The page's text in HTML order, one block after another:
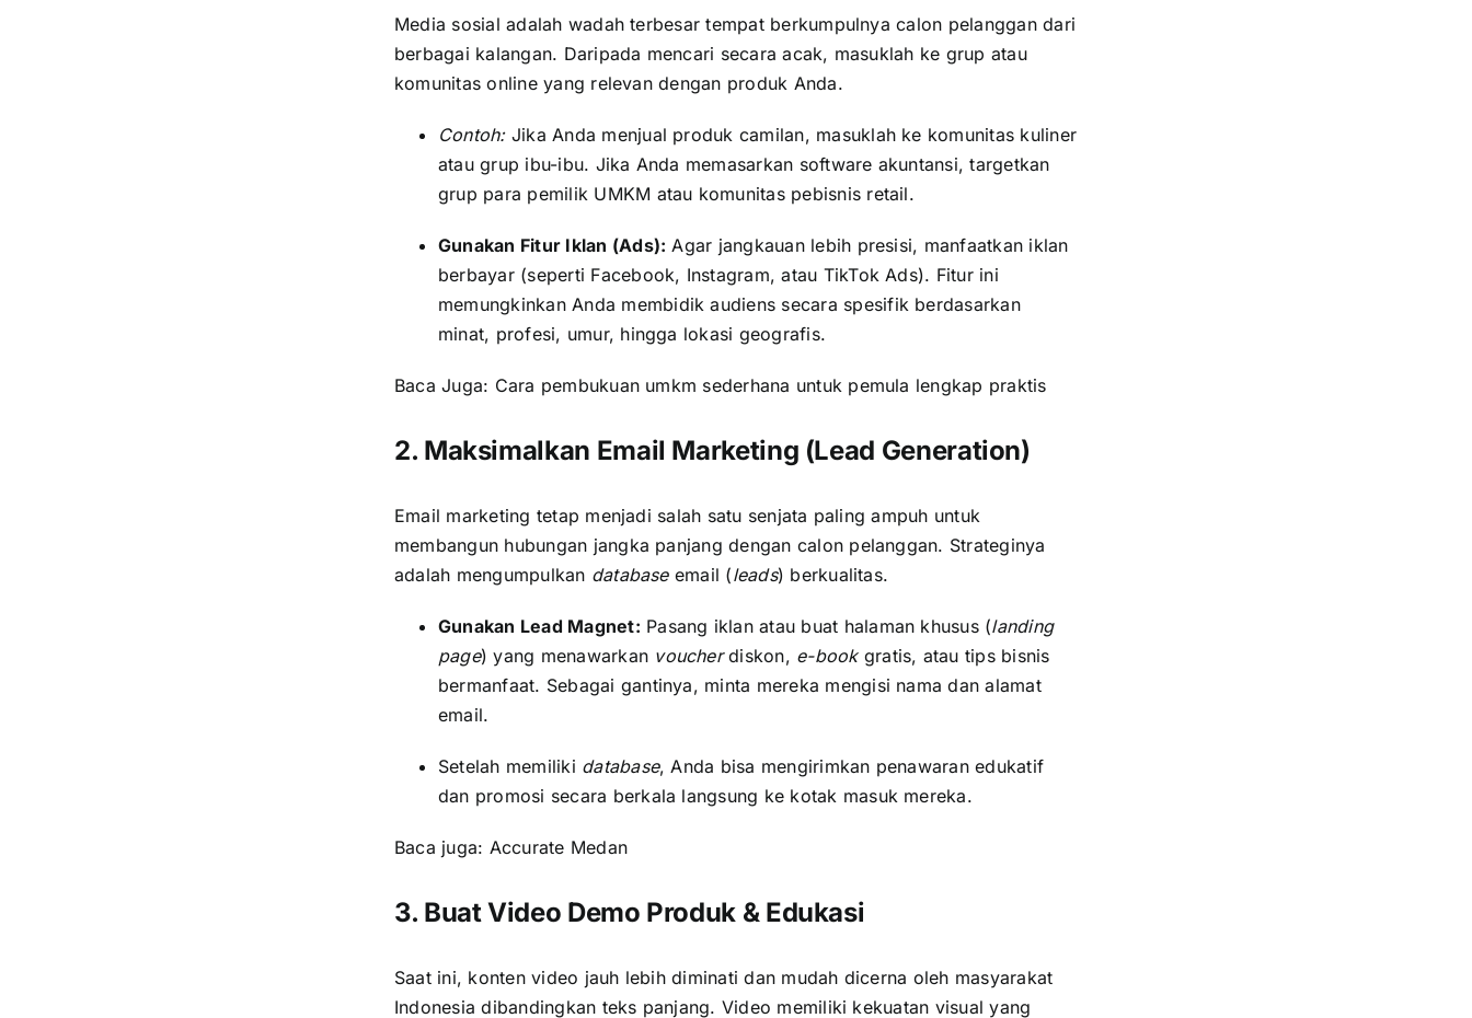
Media sosial adalah wadah terbesar tempat berkumpulnya calon pelanggan dari
berbagai kalangan. Daripada mencari secara acak, masuklah ke grup atau
komunitas online yang relevan dengan produk Anda.
Contoh:Jika Anda menjual produk camilan, masuklah ke komunitas kuliner
atau grup ibu-ibu. Jika Anda memasarkan software akuntansi, targetkan
grup para pemilik UMKM atau komunitas pebisnis retail.
Gunakan Fitur Iklan (Ads): Agar jangkauan lebih presisi, manfaatkan iklan
berbayar (seperti Facebook, Instagram, atau TikTok Ads). Fitur ini
memungkinkan Anda membidik audiens secara spesifik berdasarkan
minat, profesi, umur, hingga lokasi geografis.
Baca Juga: Cara pembukuan umkm sederhana untuk pemula lengkap praktis
2. Maksimalkan Email Marketing (Lead Generation)
Email marketing tetap menjadi salah satu senjata paling ampuh untuk
membangun hubungan jangka panjang dengan calon pelanggan. Strateginya
adalah mengumpulkan databaseemail (leads) berkualitas.
Gunakan Lead Magnet: Pasang iklan atau buat halaman khusus (landing
page) yang menawarkan voucherdiskon, e-bookgratis, atau tips bisnis
bermanfaat. Sebagai gantinya, minta mereka mengisi nama dan alamat
email.
Setelah memiliki database, Anda bisa mengirimkan penawaran edukatif
dan promosi secara berkala langsung ke kotak masuk mereka.
Baca juga: Accurate Medan
3. Buat Video Demo Produk & Edukasi
Saat ini, konten video jauh lebih diminati dan mudah dicerna oleh masyarakat
Indonesia dibandingkan teks panjang. Video memiliki kekuatan visual yang